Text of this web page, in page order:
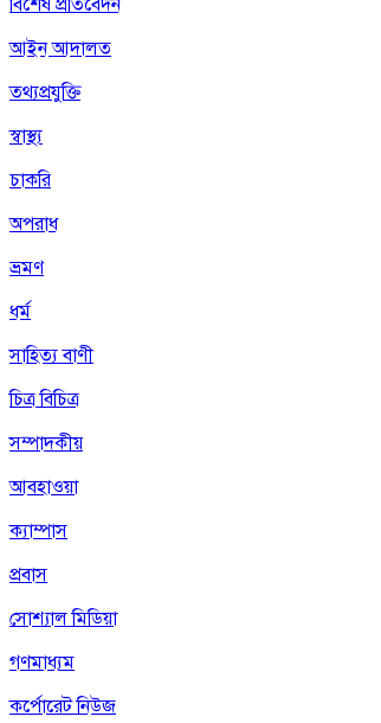
বিশেষ প্রতিবেদন
আইন আদালত
তথ্যপ্রযুক্তি
স্বাস্থ্য
চাকরি
অপরাধ
ভ্রমণ
ধর্ম
সাহিত্য বাণী
চিত্র বিচিত্র
সম্পাদকীয়
আবহাওয়া
ক্যাম্পাস
প্রবাস
সোশ্যাল মিডিয়া
গণমাধ্যম
কর্পোরেট নিউজ